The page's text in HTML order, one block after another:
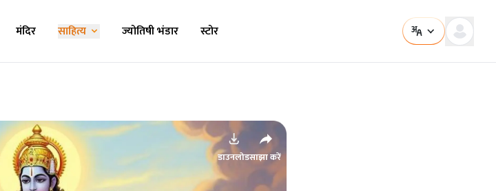
मंदिर साहित्य ज्योतिषी भंडार स्टोर
डाउनलोडसाझा करें